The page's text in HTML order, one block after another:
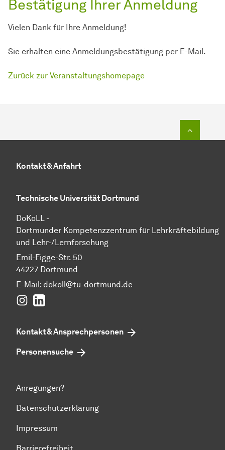
Bestätigung Ihrer Anmeldung
Vielen Dank für Ihre Anmeldung!
Sie erhalten eine Anmeldungsbestätigung per E-Mail.
Zurück zur Veranstaltungshomepage
Kontakt & Anfahrt
Technische Universität Dortmund
DoKoLL -
Dortmunder Kompetenzzentrum für Lehrkräftebildung
und Lehr-/Lernforschung
Emil-Figge-Str. 50
44227 Dortmund
E-Mail: dokoll@tu-dortmund.de
Instagram
LinkedIn
Kontakt & Ansprechpersonen
Personensuche
Anregungen?
Datenschutzerklärung
Impressum